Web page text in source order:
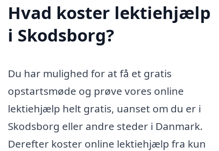
Hvad koster lektiehjælp
i Skodsborg?
Du har mulighed for at få et gratis
opstartsmøde og prøve vores online
lektiehjælp helt gratis, uanset om du er i
Skodsborg eller andre steder i Danmark.
Derefter koster online lektiehjælp fra kun